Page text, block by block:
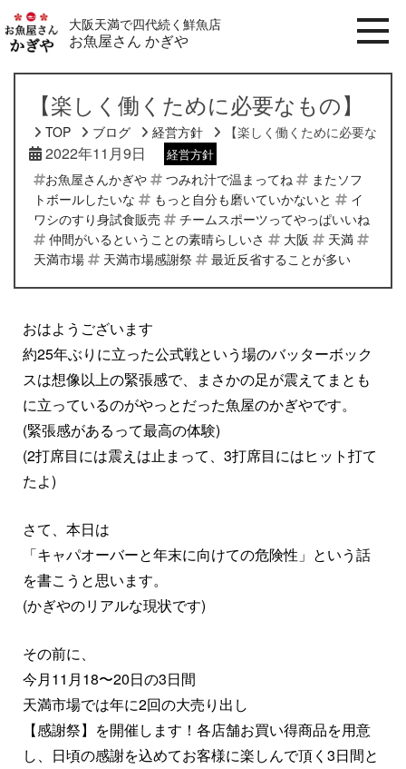
大阪天満で四代続く鮮魚店
お魚屋さん かぎや
【楽しく働くために必要なもの】
TOP ブログ 経営方針 【楽しく働くために必要なもの
2022年11月9日 経営方針
お魚屋さんかぎや つみれ汁で温まってね
またソフ
トボールしたいな
もっと自分も磨いていかないと
イ
ワシのすり身試食販売
チームスポーツってやっぱいいね
仲間がいるということの素晴らしいさ
大阪
天満
天満市場
天満市場感謝祭 最近反省することが多い
おはようございます
約25年ぶりに立った公式戦という場のバッターボック
スは想像以上の緊張感で、まさかの足が震えてまとも
に立っているのがやっとだった魚屋のかぎやです。
(緊張感があるって最高の体験)
(2打席目には震えは止まって、3打席目にはヒット打て
たよ)
さて、本日は
「キャパオーバーと年末に向けての危険性」という話
を書こうと思います。
(かぎやのリアルな現状です)
その前に、
今月11月18〜20日の3日間
天満市場では年に2回の大売り出し
【感謝祭】を開催します！各店舗お買い得商品を用意
し、日頃の感謝を込めてお客様に楽しんで頂く3日間と